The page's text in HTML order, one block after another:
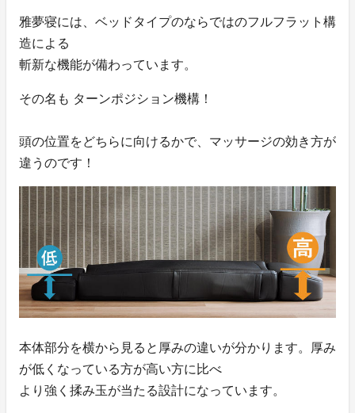
雅夢寝には、ベッドタイプのならではのフルフラット構
造による
斬新な機能が備わっています。
その名も ターンポジション機構！
頭の位置をどちらに向けるかで、マッサージの効き方が
違うのです！
本体部分を横から見ると厚みの違いが分かります。厚み
が低くなっている方が高い方に比べ
より強く揉み玉が当たる設計になっています。